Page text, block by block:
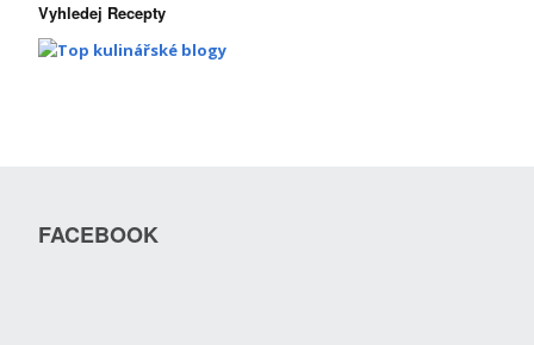
Vyhledej Recepty
FACEBOOK